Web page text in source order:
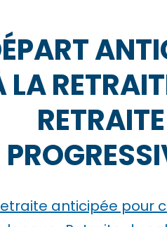
LA
RETRAITE
anticipée pour